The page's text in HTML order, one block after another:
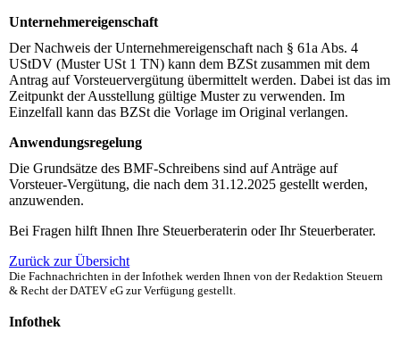
Unternehmereigenschaft
Der Nachweis der Unternehmereigenschaft nach § 61a Abs. 4
UStDV (Muster USt 1 TN) kann dem BZSt zusammen mit dem
Antrag auf Vorsteuervergütung übermittelt werden. Dabei ist das im
Zeitpunkt der Ausstellung gültige Muster zu verwenden. Im
Einzelfall kann das BZSt die Vorlage im Original verlangen.
Anwendungsregelung
Die Grundsätze des BMF-Schreibens sind auf Anträge auf
Vorsteuer-Vergütung, die nach dem 31.12.2025 gestellt werden,
anzuwenden.
Bei Fragen hilft Ihnen Ihre Steuerberaterin oder Ihr Steuerberater.
Zurück zur Übersicht
Die Fachnachrichten in der Infothek werden Ihnen von der Redaktion Steuern
& Recht der DATEV eG zur Verfügung gestellt.
Infothek